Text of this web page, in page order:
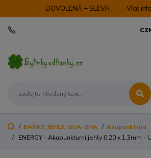
DOVOLENÁ + SLEVA . . . . . Více
BAŇKY, JEHLY, GUA-SHA Akupunktura
ENERGY - Akupunkturní jehly 0,20 x 1,3mm -